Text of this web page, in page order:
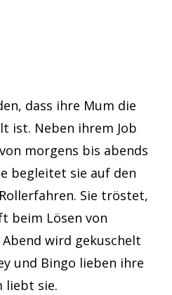
dass ihre Mum die
ist. Neben ihrem Job
morgens bis abends
begleitet sie auf den
Sie tröstet,
beim Lösen von
wird gekuschelt
und Bingo lieben ihre
liebt sie.